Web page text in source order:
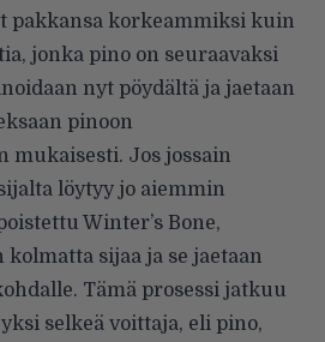
pakkansa korkeammiksi kuin
jonka pino on seuraavaksi
nyt pöydältä ja jaetaan
pinoon
mukaisesti. Jos jossain
löytyy jo aiemmin
Winter’s Bone,
sijaa ja se jaetaan
Tämä prosessi jatkuu
selkeä voittaja, eli pino,